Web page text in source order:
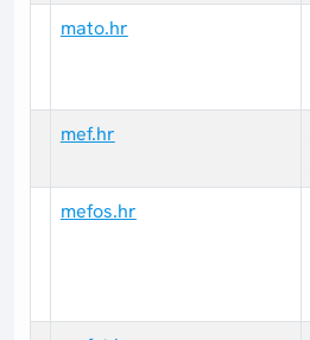
mato.hr
mef.hr
mefos.hr